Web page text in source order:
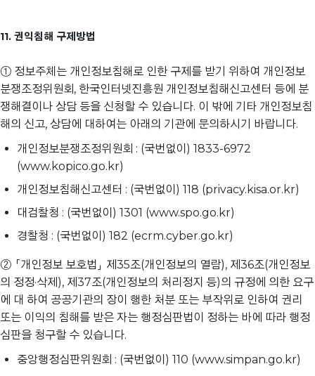
11. 권익침해 구제방법
① 정보주체는 개인정보침해로 인한 구제를 받기 위하여 개인정보
분쟁조정위원회, 한국인터넷진흥원 개인정보침해신고센터 등에 분
쟁해결이나 상담 등을 신청할 수 있습니다. 이 밖에 기타 개인정보침
해의 신고, 상담에 대하여는 아래의 기관에 문의하시기 바랍니다.
개인정보분쟁조정위원회 : (국번없이) 1833-6972
(www.kopico.go.kr)
개인정보침해신고센터 : (국번없이) 118 (privacy.kisa.or.kr)
대검찰청 : (국번없이) 1301 (www.spo.go.kr)
경찰청 : (국번없이) 182 (ecrm.cyber.go.kr)
② 「개인정보 보호법」 제35조(개인정보의 열람), 제36조(개인정보
의 정정·삭제), 제37조(개인정보의 처리정지 등)의 규정에 의한 요구
에 대 하여 공공기관의 장이 행한 처분 또는 부작위로 인하여 권리
또는 이익의 침해를 받은 자는 행정심판법이 정하는 바에 따라 행정
심판을 청구할 수 있습니다.
중앙행정심판위원회 : (국번없이) 110 (www.simpan.go.kr)